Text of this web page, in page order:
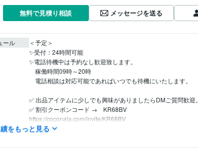
無料で見積り相談 メッセージを送る
ール
＜予定＞
✨受付：24時間可能
✨電話待機中は予約なし歓迎致します。
稼働時間09時～20時
電話相談は対応可能であればいつでも待機にいたします。
✅ 出品アイテムに少しでも興味がありましたらDMご質問歓迎。
✅ 割引クーポンコード →　KR68BV
種 マーケティング / 商品企画・開発
をもっと見る